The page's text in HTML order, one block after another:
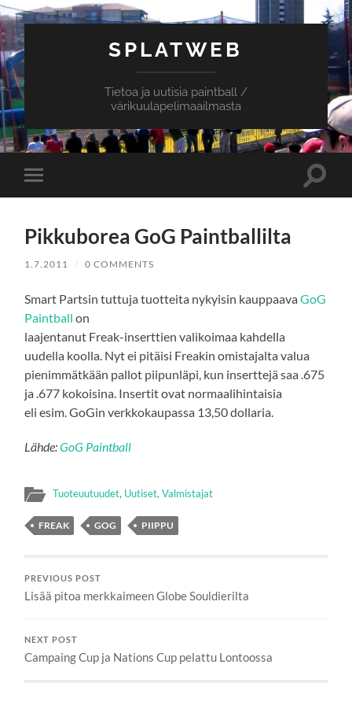
SPLATWEB
Tietoa ja uutisia paintball /
värikuulapelimaailmasta
Toggle
mobile
Toggle
Pikkuborea GoG Paintballilta
1.7.2011 / 0 COMMENTS
Smart Partsin tuttuja tuotteita nykyisin kauppaavaGoG
Paintball on
laajentanut Freak-inserttien valikoimaa kahdella
uudella koolla. Nyt ei pitäisi Freakin omistajalta valua
pienimmätkään pallot piipunläpi, kun inserttejä saa .675
ja .677 kokoisina. Insertit ovat normaalihintaisia
eli esim. GoGin verkkokaupassa 13,50 dollaria.
Lähde:GoG Paintball
Tuoteuutuudet, Uutiset,Valmistajat
FREAK GOG PIIPPU
PREVIOUS POST
Lisää pitoa merkkaimeen Globe Souldierilta
NEXT POST
Campaing Cup ja Nations Cup pelattu Lontoossa